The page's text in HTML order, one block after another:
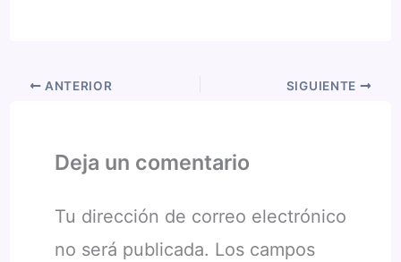
ANTERIOR SIGUIENTE
Deja un comentario
Tu dirección de correo electrónico
no será publicada. Los campos